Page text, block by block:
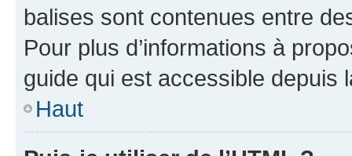
balises sont contenues entre
Pour plus d’informations à
guide qui est accessible depuis
Haut